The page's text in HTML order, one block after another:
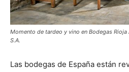
Momento de tardeo y vino en Bodegas
S.A.
Las bodegas de España están